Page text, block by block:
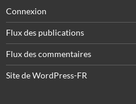
Connexion
Flux des publications
Flux des commentaires
Site de WordPress-FR